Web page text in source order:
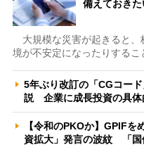
備えておき
大規模な災害が起きると、
境が不安定になったりするこ
5年ぶり改訂の「CGコー
説 企業に成長投資の具
【令和のPKOか】GPIF
資拡大」発言の波紋 「